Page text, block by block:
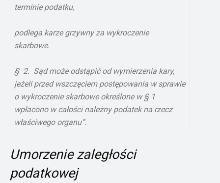
terminie podatku,
podlega karze grzywny za wykroczenie
skarbowe.
§ 2. Sąd może odstąpić od wymierzenia kary,
jeżeli przed wszczęciem postępowania w sprawie
o wykroczenie skarbowe określone w § 1
wpłacono w całości należny podatek na rzecz
właściwego organu”.
Umorzenie zaległości
podatkowej